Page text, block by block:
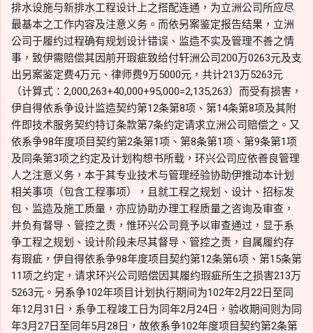
排水设施与新排水工程设计上之搭配连通，为立洲公司所应尽
最基本之工作内容及注意义务。而依另案鉴定报告结果，立洲
公司于履约过程确有规划设计错误、监造不实及管理不善之情
事，致伊需赔偿其因前开瑕疵致给付轩洲公司200万0263元及支
出另案鉴定费4万元、律师费9万5000元，共计213万5263元
（计算式：2,000,263+40,000+95,000=2,135,263）而受有损害，
伊自得依系争设计监造契约第12条第8项、第14条第8项及其附
件即技术服务契约特订条款第7条约定请求立洲公司赔偿之。又
依系争98年度项目契约第2条第1项、第8条第1项、第9条第1项
及同条第3项之约定及计划构想书所载，环兴公司应依善良管理
人之注意义务，本于其专业技术与管理经验协助伊推动本计划
相关事项（包含工程事项），且就工程之规划、设计、招标发
包、监造及施工质量，亦应协助办理工程质量之咨询及审查，
并负有督导、管控之责，惟环兴公司竟予以审查通过，显于系
争工程之规划、设计阶段未尽其督导、管控之责，自属履约存
有瑕疵，伊自得依系争98年度项目契约第12条第6项、第15条第
11项之约定，请求环兴公司赔偿因其履约瑕疵所生之损害213万
5263元。另系争102年项目计划执行期间为102年2月22日至同
年12月31日，系争工程竣工日为同年2月24日，验收期间则为同
年3月27日至同年5月28日，故依系争102年度项目契约第2条第